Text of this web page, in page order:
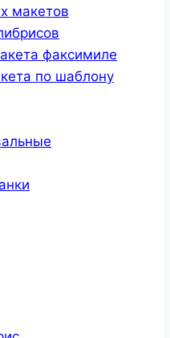
макетов
факсимиле
по шаблону